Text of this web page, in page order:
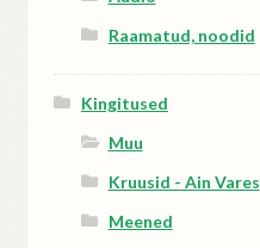
Raamatud, noodid
Kingitused
Muu
Kruusid - Ain Vares
Meened